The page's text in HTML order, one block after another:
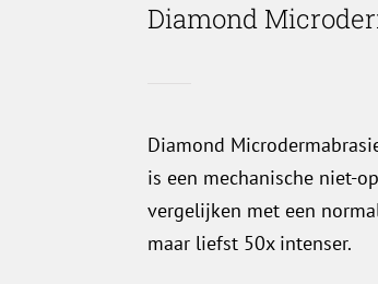
Diamond
Diamond
is een mechanische niet-
vergelijken met een
maar liefst 50x intenser.